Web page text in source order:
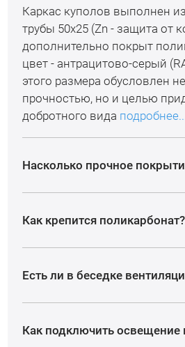
Каркас куполов выполнен
трубы 50х25 (Zn - защита от
дополнительно покрыт
цвет - антрацитово-серый
этого размера обусловлен
прочностью, но и целью
добротного вида
Насколько прочное
Как крепится поликарбонат?
Есть ли в беседке
Как подключить освещение